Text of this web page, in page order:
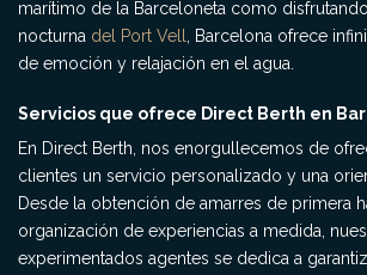
marítimo de la Barceloneta como
nocturna del Port Vell
, Barcelona ofrece
de emoción y relajación en el agua.
Servicios que ofrece Direct Berth en
En Direct Berth, nos enorgullecemos de
clientes un servicio personalizado y una
Desde la obtención de amarres de primera
organización de experiencias a medida,
experimentados agentes se dedica a